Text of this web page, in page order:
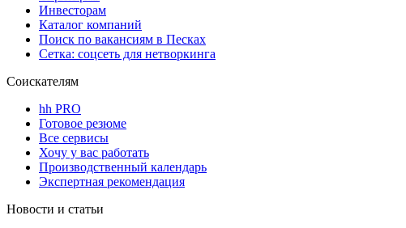
Инвесторам
Каталог компаний
Поиск по вакансиям в Песках
Сетка: соцсеть для нетворкинга
Соискателям
hh PRO
Готовое резюме
Все сервисы
Хочу у вас работать
Производственный календарь
Экспертная рекомендация
Новости и статьи